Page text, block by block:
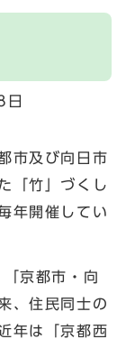
市及び向日市
「竹」づくし
年開催してい
京都市・向
、住民同士の
年は「京都西